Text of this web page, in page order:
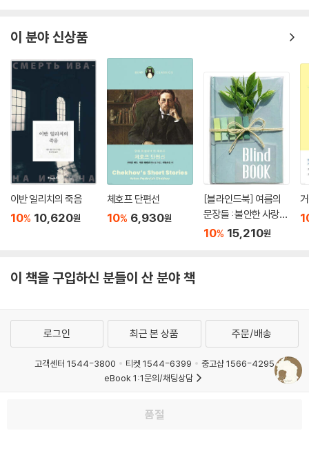
이 분야 신상품
이반 일리치의 죽음
10% 10,620원
체호프 단편선
10% 6,930원
[블라인드북] 여름의
문장들 : 불안한 사랑의
폭풍이 소리도 없이, 더
10% 15,210원
이 책을 구입하신 분들이 산 분야 책
품절
로그인 최근 본 상품 주문/배송
고객센터 1544-3800 티켓 1544-6399
중고샵 1566-4295
eBook 1:1문의/채팅상담
개인정보처리방침